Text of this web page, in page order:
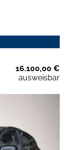
16.100,00 €
ausweisbar